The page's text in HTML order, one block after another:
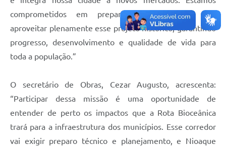
comprometidos em preparar nossa cidade para
aproveitar plenamente esse projeto histórico, garantindo
progresso, desenvolvimento e qualidade de vida para
toda a população.”
O secretário de Obras, Cezar Augusto, acrescenta:
“Participar dessa missão é uma oportunidade de
entender de perto os impactos que a Rota Bioceânica
trará para a infraestrutura dos municípios. Esse corredor
vai exigir preparo técnico e planejamento, e Nioaque